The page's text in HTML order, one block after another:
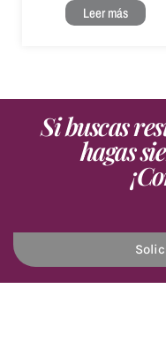
Leer más
Si buscas
hagas